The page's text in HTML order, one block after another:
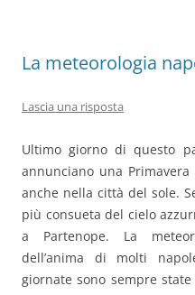
La meteorologia
Lascia una risposta
Ultimo giorno di questo
annunciano una
anche nella città del sole.
più consueta del cielo
a Partenope. La
dell’anima di molti
giornate sono sempre